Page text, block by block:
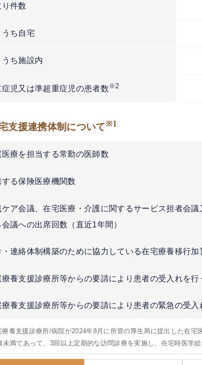
件数
自宅
施設内
症児又は準超重症児の患者数 ※2
支援連携体制について※1
医療を担当する常勤の医師数
する保険医療機関数
ケア会議、在宅医療・介護に関するサービス担者会
議への出席回数（直近1年間）
・連絡体制構築のために協力している在宅療養移行加
療養支援診療所等からの要請により患者の受入れを
療養支援診療所等からの要請により患者の緊急の受
療養支援診療所/病院が2024年8月に所管の厚生局に提出した在
未満であって、3回以上定期的な訪問診療を実施し、在宅時医学